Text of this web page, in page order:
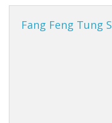
Fang Feng Tung